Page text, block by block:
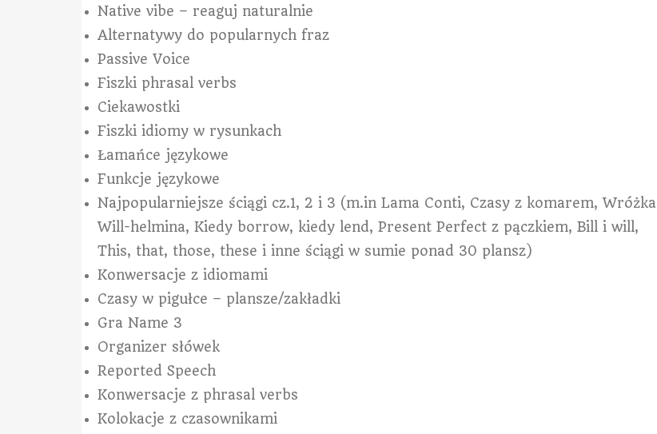
Native vibe – reaguj naturalnie
Alternatywy do popularnych fraz
Passive Voice
Fiszki phrasal verbs
Ciekawostki
Fiszki idiomy w rysunkach
Łamańce językowe
Funkcje językowe
Najpopularniejsze ściągi cz.1, 2 i 3 (m.in Lama Conti, Czasy z komarem, Wróżka
Will-helmina, Kiedy borrow, kiedy lend, Present Perfect z pączkiem, Bill i will,
This, that, those, these i inne ściągi w sumie ponad 30 plansz)
Konwersacje z idiomami
Czasy w pigułce – plansze/zakładki
Gra Name 3
Organizer słówek
Reported Speech
Konwersacje z phrasal verbs
Kolokacje z czasownikami